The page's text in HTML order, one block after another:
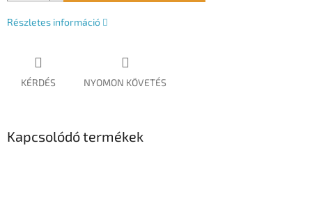
Részletes információ
KÉRDÉS NYOMON KÖVETÉS
Kapcsolódó termékek